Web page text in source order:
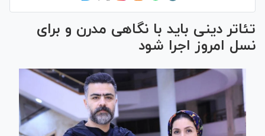
تئاتر دینی باید با نگاهی مدرن و برای
نسل امروز اجرا شود